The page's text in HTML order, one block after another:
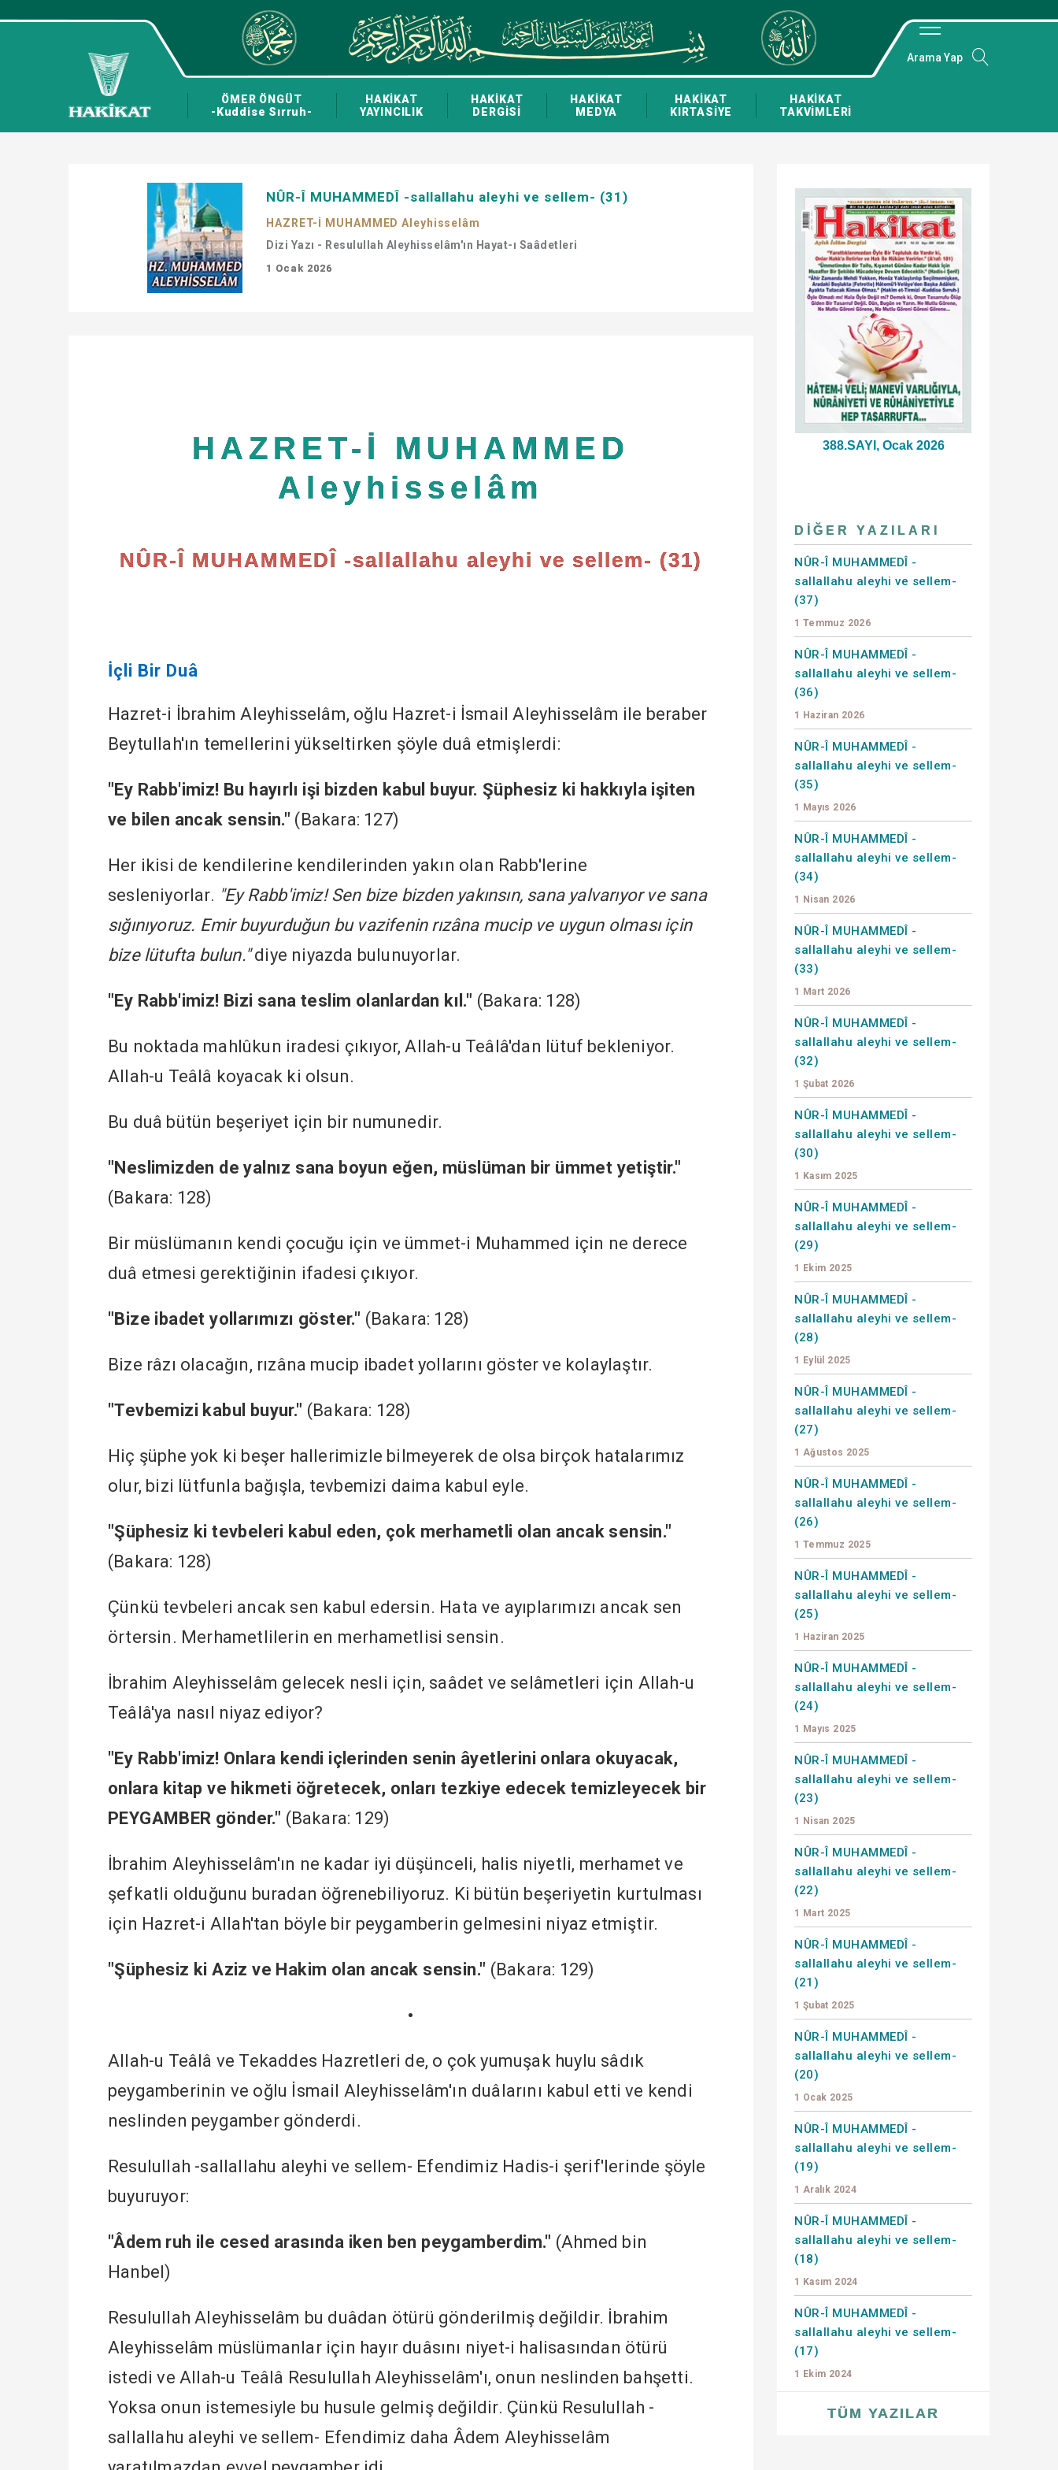
ÖMER ÖNGÜT
-Kuddise Sırruh-
HAKİKAT
YAYINCILIK
HAKİKAT
DERGİSİ
HAKİKAT
MEDYA
HAKİKAT
KIRTASİYE
HAKİKAT
TAKVİMLERİ
Arama Yap
NÛR-Î MUHAMMEDÎ -sallallahu aleyhi ve sellem- (31)
HAZRET-İ MUHAMMED Aleyhisselâm
Dizi Yazı - Resulullah Aleyhisselâm'ın Hayat-ı Saâdetleri
1 Ocak 2026
HAZRET-İ MUHAMMED
Aleyhisselâm
NÛR-Î MUHAMMEDÎ -sallallahu aleyhi ve sellem- (31)
İçli Bir Duâ
Hazret-i İbrahim Aleyhisselâm, oğlu Hazret-i İsmail Aleyhisselâm ile beraber
Beytullah'ın temellerini yükseltirken şöyle duâ etmişlerdi:
"Ey Rabb'imiz! Bu hayırlı işi bizden kabul buyur. Şüphesiz ki hakkıyla işiten
ve bilen ancak sensin." (Bakara: 127)
Her ikisi de kendilerine kendilerinden yakın olan Rabb'lerine
sesleniyorlar. "Ey Rabb'imiz! Sen bize bizden yakınsın, sana yalvarıyor ve sana
sığınıyoruz. Emir buyurduğun bu vazifenin rızâna mucip ve uygun olması için
bize lütufta bulun."diye niyazda bulunuyorlar.
"Ey Rabb'imiz! Bizi sana teslim olanlardan kıl." (Bakara: 128)
Bu noktada mahlûkun iradesi çıkıyor, Allah-u Teâlâ'dan lütuf bekleniyor.
Allah-u Teâlâ koyacak ki olsun.
Bu duâ bütün beşeriyet için bir numunedir.
"Neslimizden de yalnız sana boyun eğen, müslüman bir ümmet yetiştir."
(Bakara: 128)
Bir müslümanın kendi çocuğu için ve ümmet-i Muhammed için ne derece
duâ etmesi gerektiğinin ifadesi çıkıyor.
"Bize ibadet yollarımızı göster." (Bakara: 128)
Bize râzı olacağın, rızâna mucip ibadet yollarını göster ve kolaylaştır.
"Tevbemizi kabul buyur." (Bakara: 128)
Hiç şüphe yok ki beşer hallerimizle bilmeyerek de olsa birçok hatalarımız
olur, bizi lütfunla bağışla, tevbemizi daima kabul eyle.
"Şüphesiz ki tevbeleri kabul eden, çok merhametli olan ancak sensin."
(Bakara: 128)
Çünkü tevbeleri ancak sen kabul edersin. Hata ve ayıplarımızı ancak sen
örtersin. Merhametlilerin en merhametlisi sensin.
İbrahim Aleyhisselâm gelecek nesli için, saâdet ve selâmetleri için Allah-u
Teâlâ'ya nasıl niyaz ediyor?
"Ey Rabb'imiz! Onlara kendi içlerinden senin âyetlerini onlara okuyacak,
onlara kitap ve hikmeti öğretecek, onları tezkiye edecek temizleyecek bir
PEYGAMBER gönder." (Bakara: 129)
İbrahim Aleyhisselâm'ın ne kadar iyi düşünceli, halis niyetli, merhamet ve
şefkatli olduğunu buradan öğrenebiliyoruz. Ki bütün beşeriyetin kurtulması
için Hazret-i Allah'tan böyle bir peygamberin gelmesini niyaz etmiştir.
"Şüphesiz ki Aziz ve Hakim olan ancak sensin." (Bakara: 129)
•
Allah-u Teâlâ ve Tekaddes Hazretleri de, o çok yumuşak huylu sâdık
peygamberinin ve oğlu İsmail Aleyhisselâm'ın duâlarını kabul etti ve kendi
neslinden peygamber gönderdi.
Resulullah -sallallahu aleyhi ve sellem- Efendimiz Hadis-i şerif'lerinde şöyle
buyuruyor:
"Âdem ruh ile cesed arasında iken ben peygamberdim." (Ahmed bin
Hanbel)
Resulullah Aleyhisselâm bu duâdan ötürü gönderilmiş değildir. İbrahim
Aleyhisselâm müslümanlar için hayır duâsını niyet-i halisasından ötürü
istedi ve Allah-u Teâlâ Resulullah Aleyhisselâm'ı, onun neslinden bahşetti.
Yoksa onun istemesiyle bu husule gelmiş değildir. Çünkü Resulullah -
sallallahu aleyhi ve sellem- Efendimiz daha Âdem Aleyhisselâm
388.SAYI, Ocak 2026
DIĞER YAZILARI
NÛR-Î MUHAMMEDÎ -
sallallahu aleyhi ve sellem-
(37)
1 Temmuz 2026
NÛR-Î MUHAMMEDÎ -
sallallahu aleyhi ve sellem-
(36)
1 Haziran 2026
NÛR-Î MUHAMMEDÎ -
sallallahu aleyhi ve sellem-
(35)
1 Mayıs 2026
NÛR-Î MUHAMMEDÎ -
sallallahu aleyhi ve sellem-
(34)
1 Nisan 2026
NÛR-Î MUHAMMEDÎ -
sallallahu aleyhi ve sellem-
(33)
1 Mart 2026
NÛR-Î MUHAMMEDÎ -
sallallahu aleyhi ve sellem-
(32)
1 Şubat 2026
NÛR-Î MUHAMMEDÎ -
sallallahu aleyhi ve sellem-
(30)
1 Kasım 2025
NÛR-Î MUHAMMEDÎ -
sallallahu aleyhi ve sellem-
(29)
1 Ekim 2025
NÛR-Î MUHAMMEDÎ -
sallallahu aleyhi ve sellem-
(28)
1 Eylül 2025
NÛR-Î MUHAMMEDÎ -
sallallahu aleyhi ve sellem-
(27)
1 Ağustos 2025
NÛR-Î MUHAMMEDÎ -
sallallahu aleyhi ve sellem-
(26)
1 Temmuz 2025
NÛR-Î MUHAMMEDÎ -
sallallahu aleyhi ve sellem-
(25)
1 Haziran 2025
NÛR-Î MUHAMMEDÎ -
sallallahu aleyhi ve sellem-
(24)
1 Mayıs 2025
NÛR-Î MUHAMMEDÎ -
sallallahu aleyhi ve sellem-
(23)
1 Nisan 2025
NÛR-Î MUHAMMEDÎ -
sallallahu aleyhi ve sellem-
(22)
1 Mart 2025
NÛR-Î MUHAMMEDÎ -
sallallahu aleyhi ve sellem-
(21)
1 Şubat 2025
NÛR-Î MUHAMMEDÎ -
sallallahu aleyhi ve sellem-
(20)
1 Ocak 2025
NÛR-Î MUHAMMEDÎ -
sallallahu aleyhi ve sellem-
(19)
1 Aralık 2024
NÛR-Î MUHAMMEDÎ -
sallallahu aleyhi ve sellem-
(18)
1 Kasım 2024
NÛR-Î MUHAMMEDÎ -
sallallahu aleyhi ve sellem-
(17)
1 Ekim 2024
TÜM YAZILAR